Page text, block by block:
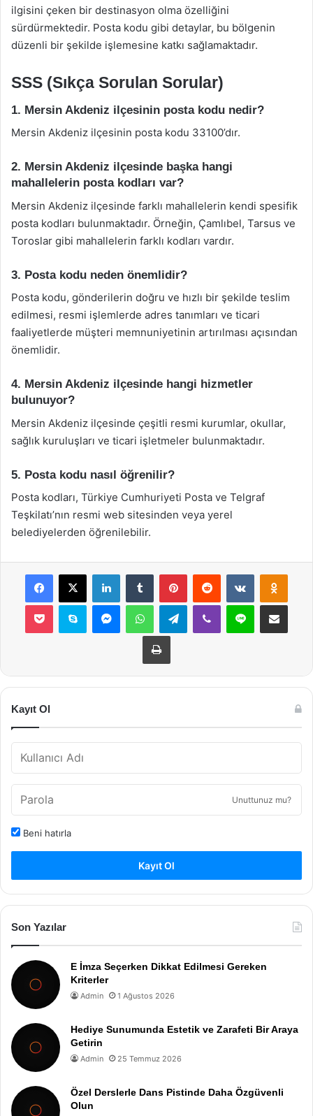
ilgisini çeken bir destinasyon olma özelliğini
sürdürmektedir. Posta kodu gibi detaylar, bu bölgenin
düzenli bir şekilde işlemesine katkı sağlamaktadır.
SSS (Sıkça Sorulan Sorular)
1. Mersin Akdeniz ilçesinin posta kodu nedir?
Mersin Akdeniz ilçesinin posta kodu 33100’dır.
2. Mersin Akdeniz ilçesinde başka hangi
mahallelerin posta kodları var?
Mersin Akdeniz ilçesinde farklı mahallelerin kendi spesifik
posta kodları bulunmaktadır. Örneğin, Çamlıbel, Tarsus ve
Toroslar gibi mahallelerin farklı kodları vardır.
3. Posta kodu neden önemlidir?
Posta kodu, gönderilerin doğru ve hızlı bir şekilde teslim
edilmesi, resmi işlemlerde adres tanımları ve ticari
faaliyetlerde müşteri memnuniyetinin artırılması açısından
önemlidir.
4. Mersin Akdeniz ilçesinde hangi hizmetler
bulunuyor?
Mersin Akdeniz ilçesinde çeşitli resmi kurumlar, okullar,
sağlık kuruluşları ve ticari işletmeler bulunmaktadır.
5. Posta kodu nasıl öğrenilir?
Posta kodları, Türkiye Cumhuriyeti Posta ve Telgraf
Teşkilatı’nın resmi web sitesinden veya yerel
belediyelerden öğrenilebilir.
Facebook
X LinkedInTumblr PinterestReddit VKontakte
Pocket Skype MessengerWhatsAppTelegramViber Line E-Posta ile
Yazdır
Kayıt Ol
Unuttunuz mu?
Beni hatırla
Kayıt Ol
Son Yazılar
E İmza Seçerken Dikkat Edilmesi Gereken
Kriterler
Admin 1 Ağustos 2026
Hediye Sunumunda Estetik ve Zarafeti Bir Araya
Getirin
Admin 25 Temmuz 2026
Özel Derslerle Dans Pistinde Daha Özgüvenli
Olun